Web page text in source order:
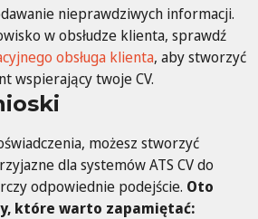
nieprawdziwych informacji.
w obsłudze klienta, sprawdź
obsługa klienta, aby stworzyć
wspierający twoje CV.
możesz stworzyć
dla systemów ATS CV do
odpowiednie podejście. Oto
które warto zapamiętać: